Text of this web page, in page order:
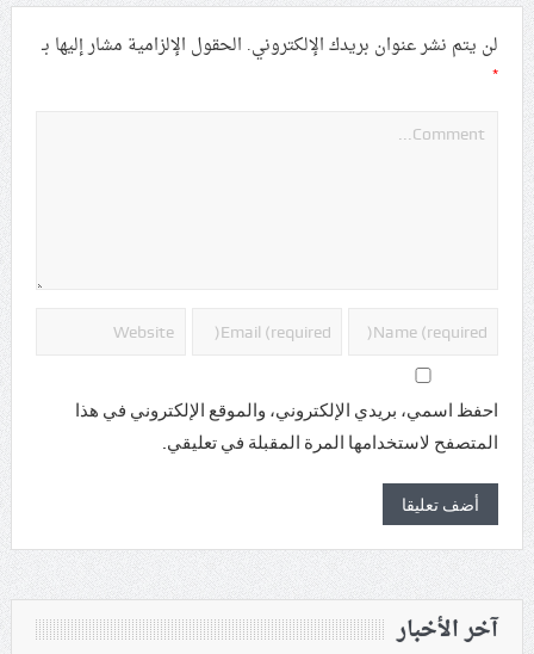
لن يتم نشر عنوان بريدك الإلكتروني. الحقول الإلزامية مشار إليها بـ
*
احفظ اسمي، بريدي الإلكتروني، والموقع الإلكتروني في هذا
المتصفح لاستخدامها المرة المقبلة في تعليقي.
آخر الأخبار